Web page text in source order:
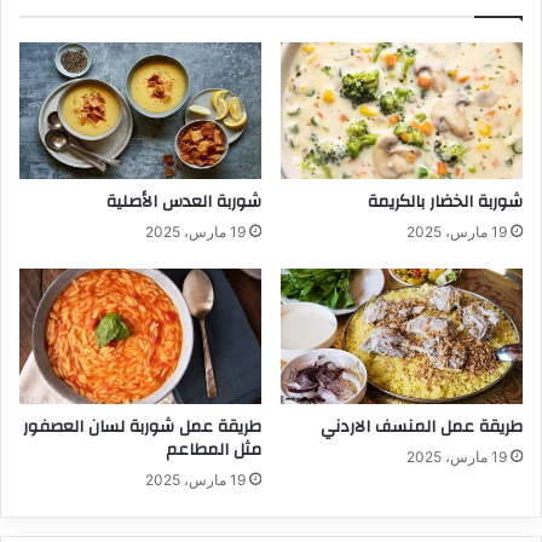
شوربة الخضار بالكريمة
19 مارس، 2025
شوربة العدس الأصلية
19 مارس، 2025
طريقة عمل المنسف الاردني
19 مارس، 2025
طريقة عمل شوربة لسان العصفور
مثل المطاعم
19 مارس، 2025